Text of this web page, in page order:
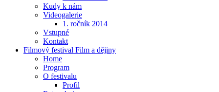
Kudy k nám
Videogalerie
1. ročník 2014
Vstupné
Kontakt
Filmový festival Film a dějiny
Home
Program
O festivalu
Profil